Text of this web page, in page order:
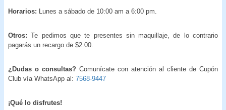
Horarios: Lunes a sábado de 10:00 am a 6:00 pm.
Otros:Te pedimos que te presentes sin maquillaje, de lo contrario
pagarás un recargo de $2.00.
¿Dudas o consultas? Comunícate con atención al cliente de Cupón
Club vía WhatsApp al: 7568-9447
¡Qué lo disfrutes!